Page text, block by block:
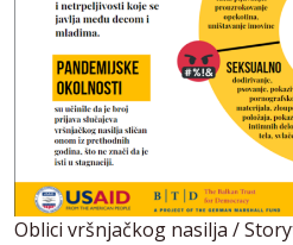
Oblici vršnjačkog nasilja /